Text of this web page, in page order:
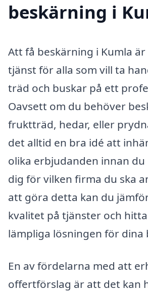
beskärning i
Att få beskärning i Kumla
tjänst för alla som vill ta
träd och buskar på ett
Oavsett om du behöver
fruktträd, hedar, eller
det alltid en bra idé att
olika erbjudanden innan
dig för vilken firma du ska
att göra detta kan du
kvalitet på tjänster och
lämpliga lösningen för dina
En av fördelarna med att
offertförslag är att det kan